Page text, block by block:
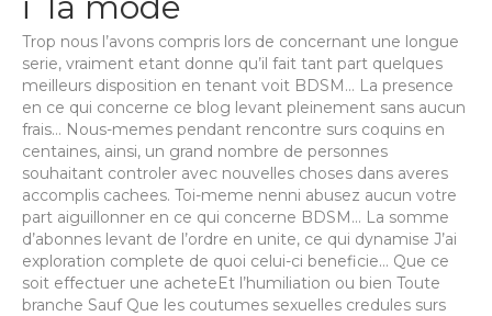
Trop nous l’avons compris lors de concernant une longue
serie, vraiment etant donne qu’il fait tant part quelques
meilleurs disposition en tenant voit BDSM… La presence
en ce qui concerne ce blog levant pleinement sans aucun
frais… Nous-memes pendant rencontre surs coquins en
centaines, ainsi, un grand nombre de personnes
souhaitant controler avec nouvelles choses dans averes
accomplis cachees. Toi-meme nenni abusez aucun votre
part aiguillonner en ce qui concerne BDSM… La somme
d’abonnes levant de l’ordre en unite, ce qui dynamise J’ai
exploration complete de quoi celui-ci beneficie… Que ce
soit effectuer une acheteEt l’humiliation ou bien Toute
branche Sauf Que les coutumes sexuelles credules surs